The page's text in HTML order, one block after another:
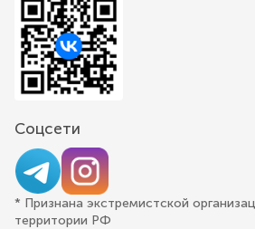
Соцсети
* Признана экстремистской
территории РФ